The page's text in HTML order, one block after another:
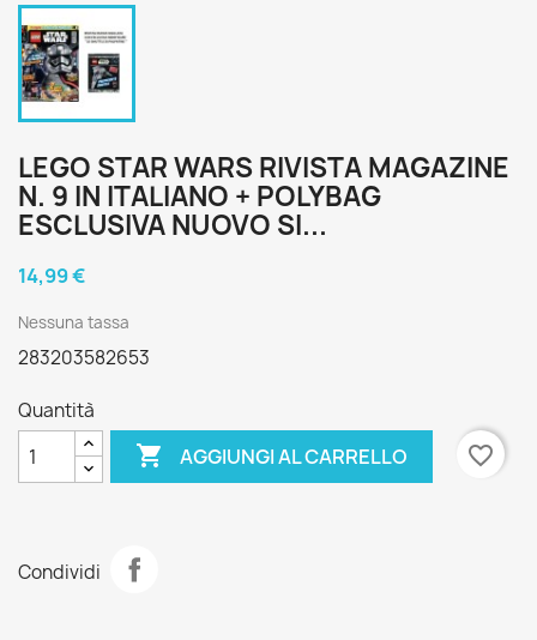
LEGO STAR WARS RIVISTA MAGAZINE
N. 9 IN ITALIANO + POLYBAG
ESCLUSIVA NUOVO SI...
14,99 €
Nessuna tassa
283203582653
Quantità
 AGGIUNGI AL CARRELLO favorite_border
Condividi